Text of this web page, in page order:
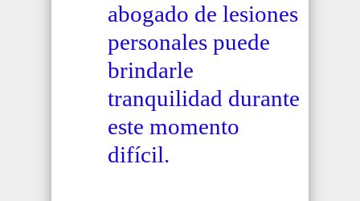
abogado de lesiones
personales puede
brindarle
tranquilidad durante
este momento
difícil.